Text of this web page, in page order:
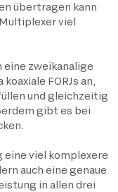
übertragen kann
viel
eine zweikanalige
FORJs an,
und gleichzeitig
gibt es bei
eine viel komplexere
auch eine genaue
in allen drei